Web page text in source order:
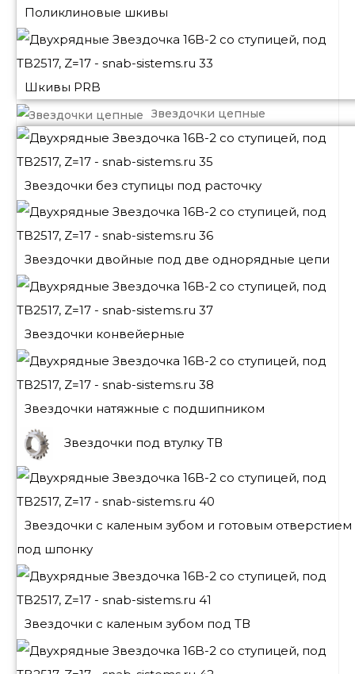
Поликлиновые шкивы
Шкивы PRB
Звездочки цепные
Звездочки без ступицы под расточку
Звездочки двойные под две однорядные цепи
Звездочки конвейерные
Звездочки натяжные с подшипником
Звездочки под втулку ТВ
Звездочки с каленым зубом и готовым отверстием
под шпонку
Звездочки с каленым зубом под ТВ